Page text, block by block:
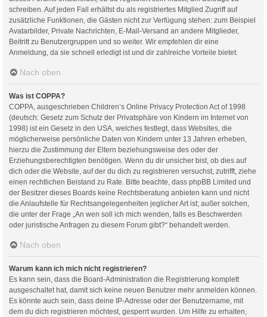
schreiben. Auf jeden Fall erhältst du als registriertes Mitglied Zugriff auf
zusätzliche Funktionen, die Gästen nicht zur Verfügung stehen: zum Beispiel
Avatarbilder, Private Nachrichten, E-Mail-Versand an andere Mitglieder,
Beitritt zu Benutzergruppen und so weiter. Wir empfehlen dir eine
Anmeldung, da sie schnell erledigt ist und dir zahlreiche Vorteile bietet.
Nach oben
Was ist COPPA?
COPPA, ausgeschrieben Children’s Online Privacy Protection Act of 1998
(deutsch: Gesetz zum Schutz der Privatsphäre von Kindern im Internet von
1998) ist ein Gesetz in den USA, welches festlegt, dass Websites, die
möglicherweise persönliche Daten von Kindern unter 13 Jahren erheben,
hierzu die Zustimmung der Eltern beziehungsweise des oder der
Erziehungsberechtigten benötigen. Wenn du dir unsicher bist, ob dies auf
dich oder die Website, auf der du dich zu registrieren versuchst, zutrifft, ziehe
einen rechtlichen Beistand zu Rate. Bitte beachte, dass phpBB Limited und
der Besitzer dieses Boards keine Rechtsberatung anbieten kann und nicht
die Anlaufstelle für Rechtsangelegenheiten jeglicher Art ist; außer solchen,
die unter der Frage „An wen soll ich mich wenden, falls es Beschwerden
oder juristische Anfragen zu diesem Forum gibt?“ behandelt werden.
Nach oben
Warum kann ich mich nicht registrieren?
Es kann sein, dass die Board-Administration die Registrierung komplett
ausgeschaltet hat, damit sich keine neuen Benutzer mehr anmelden können.
Es könnte auch sein, dass deine IP-Adresse oder der Benutzername, mit
dem du dich registrieren möchtest, gesperrt wurden. Um Hilfe zu erhalten,